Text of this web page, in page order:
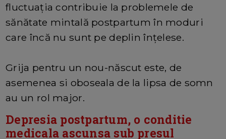
fluctuația contribuie la problemele de
sănătate mintală postpartum în moduri
care încă nu sunt pe deplin înțelese.
Grija pentru un nou-născut este, de
asemenea si oboseala de la lipsa de somn
au un rol major.
Depresia postpartum, o conditie
medicala ascunsa sub presul